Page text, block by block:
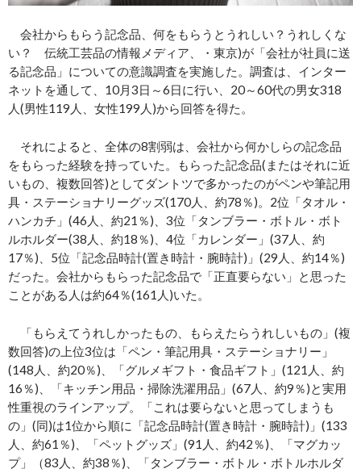
会社からもらう記念品、何をもらうとうれしい？うれしくな
い？ 伝統工芸品の情報メディア、・東京)が「会社が社員に送
る記念品」についての意識調査を実施した。調査は、インター
ネットを通して、10月3日～6日に行い、20～60代の男女318
人(男性119人、女性199人)から回答を得た。
それによると、全体の8割弱は、会社から何かしらの記念品
をもらった経験を持っていた。もらった記念品(またはそれに近
いもの、複数回答)としてダントツで多かったのがペンや筆記用
具・ステーショナリーグッズ(170人、約78％)。2位「タオル・
ハンカチ」(46人、約21％)、3位「タンブラー・ボトル・ボト
ルホルダー(38人、約18％)、4位「カレンダー」(37人、約
17％)、5位「記念品時計(置き時計・腕時計)」(29人、約14％)
だった。会社からもらった記念品で「正直要らない」と思った
ことがある人は約64％(161人)いた。
「もらえてうれしかったもの、もらえたらうれしいもの」(複
数回答)の上位3位は「ペン・筆記用具・ステーショナリー」
(148人、約20％)、「グルメギフト・食品ギフト」(121人、約
16％)、「キッチン用品・掃除洗濯用品」(67人、約9％)と実用
性重視のラインアップ。「これは要らないと思ってしまうも
の」(同)は1位から順に「記念品時計(置き時計・腕時計)」(133
人、約61％)、「ペットグッズ」(91人、約42％)、「マグカッ
プ」（83人、約38％)、「タンブラー・ボトル・ボトルホルダ